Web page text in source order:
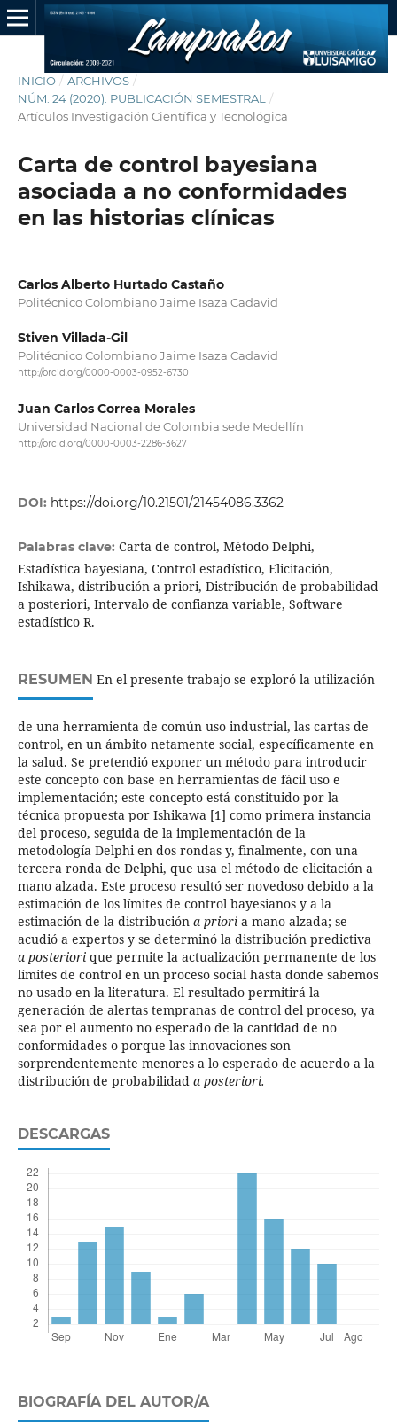
INICIO / ARCHIVOS /
NÚM. 24 (2020): PUBLICACIÓN SEMESTRAL
/
Artículos Investigación Científica y Tecnológica
Carta de control bayesiana
asociada a no conformidades
en las historias clínicas
Carlos Alberto Hurtado Castaño
Politécnico Colombiano Jaime Isaza Cadavid
Stiven Villada-Gil
Politécnico Colombiano Jaime Isaza Cadavid
http://orcid.org/0000-0003-0952-6730
Juan Carlos Correa Morales
Universidad Nacional de Colombia sede Medellín
http://orcid.org/0000-0003-2286-3627
DOI: https://doi.org/10.21501/21454086.3362
Palabras clave: Carta de control, Método Delphi,
Estadística bayesiana, Control estadístico, Elicitación,
Ishikawa, distribución a priori, Distribución de probabilidad
a posteriori, Intervalo de confianza variable, Software
estadístico R.
RESUMEN En el presente trabajo se exploró la utilización
de una herramienta de común uso industrial, las cartas de
control, en un ámbito netamente social, específicamente en
la salud. Se pretendió exponer un método para introducir
este concepto con base en herramientas de fácil uso e
implementación; este concepto está constituido por la
técnica propuesta por Ishikawa [1] como primera instancia
del proceso, seguida de la implementación de la
metodología Delphi en dos rondas y, finalmente, con una
tercera ronda de Delphi, que usa el método de elicitación a
mano alzada. Este proceso resultó ser novedoso debido a la
estimación de los límites de control bayesianos y a la
estimación de la distribución a prioria mano alzada; se
acudió a expertos y se determinó la distribución predictiva
a posteriorique permite la actualización permanente de los
límites de control en un proceso social hasta donde sabemos
no usado en la literatura. El resultado permitirá la
generación de alertas tempranas de control del proceso, ya
sea por el aumento no esperado de la cantidad de no
conformidades o porque las innovaciones son
sorprendentemente menores a lo esperado de acuerdo a la
distribución de probabilidad a posteriori.
DESCARGAS
BIOGRAFÍA DEL AUTOR/A